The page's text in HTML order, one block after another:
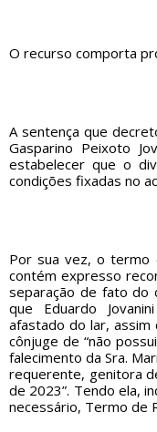
O recurso comporta
A sentença que
Gasparino Peixoto
estabelecer que o
condições fixadas no
Por sua vez, o termo
contém expresso
separação de fato do
que Eduardo
afastado do lar, assim
cônjuge de “não
falecimento da Sra.
requerente, genitora
de 2023”. Tendo ela,
necessário, Termo de